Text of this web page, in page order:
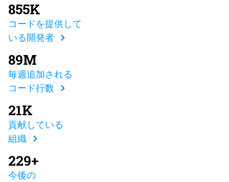
855K
コードを提供して
いる開発者
89M
毎週追加される
コード行数
21K
貢献している
組織
229+
今後の